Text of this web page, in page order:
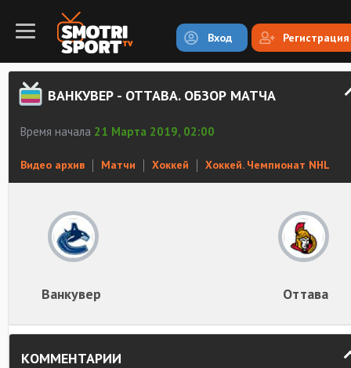
Вход Регистрация
ВАНКУВЕР - ОТТАВА. ОБЗОР МАТЧА
Время начала 21 Марта 2019, 02:00
Видео архив Матчи Хоккей Хоккей. Чемпионат NHL
Ванкувер Оттава
КОММЕНТАРИИ